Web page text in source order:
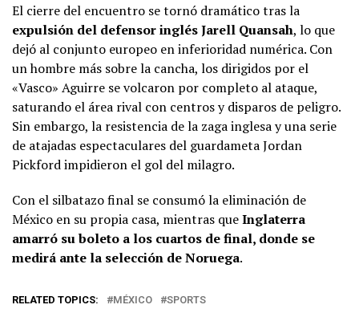
El cierre del encuentro se tornó dramático tras la
expulsión del defensor inglés Jarell Quansah, lo que
dejó al conjunto europeo en inferioridad numérica. Con
un hombre más sobre la cancha, los dirigidos por el
«Vasco» Aguirre se volcaron por completo al ataque,
saturando el área rival con centros y disparos de peligro.
Sin embargo, la resistencia de la zaga inglesa y una serie
de atajadas espectaculares del guardameta Jordan
Pickford impidieron el gol del milagro.
Con el silbatazo final se consumó la eliminación de
México en su propia casa, mientras queInglaterra
amarró su boleto a los cuartos de final, donde se
medirá ante la selección de Noruega.
RELATED TOPICS: MÉXICO SPORTS